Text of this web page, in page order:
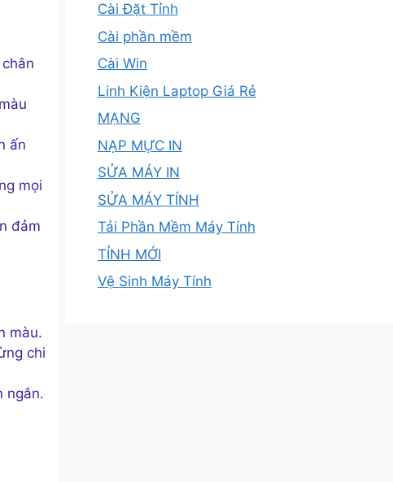
ấn
mọi
đảm
màu.
chi
ngắn.
Cài Đặt Tỉnh
Cài phần mềm
Cài Win
Linh Kiện Laptop Giá Rẻ
MẠNG
NẠP MỰC IN
SỬA MÁY IN
SỬA MÁY TÍNH
Tải Phần Mềm Máy Tính
TỈNH MỚI
Vệ Sinh Máy Tính